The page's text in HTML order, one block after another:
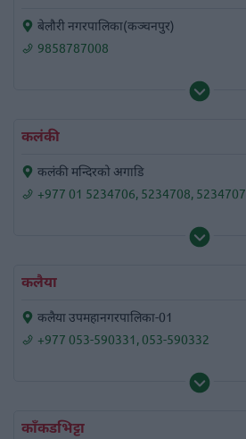
बेलौरी नगरपालिका(कञ्चनपुर)
9858787008
कलंकी
कलंकी मन्दिरको अगाडि
+977 01 5234706, 5234708, 5234707
कलैया
कलैया उपमहानगरपालिका-01
+977 053-590331 , 053-590332
काँकडभिट्टा